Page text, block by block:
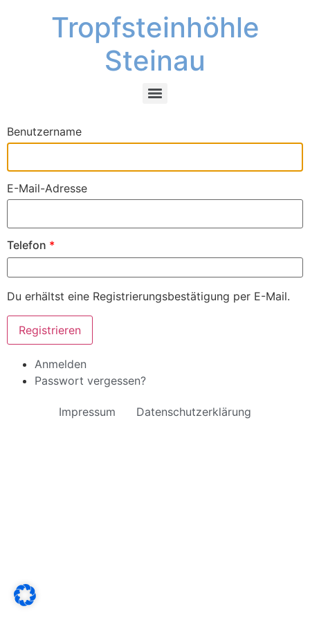
Tropfsteinhöhle
Steinau
Benutzername
E-Mail-Adresse
Telefon *
Du erhältst eine Registrierungsbestätigung per E-Mail.
Registrieren
Anmelden
Passwort vergessen?
Impressum Datenschutzerklärung